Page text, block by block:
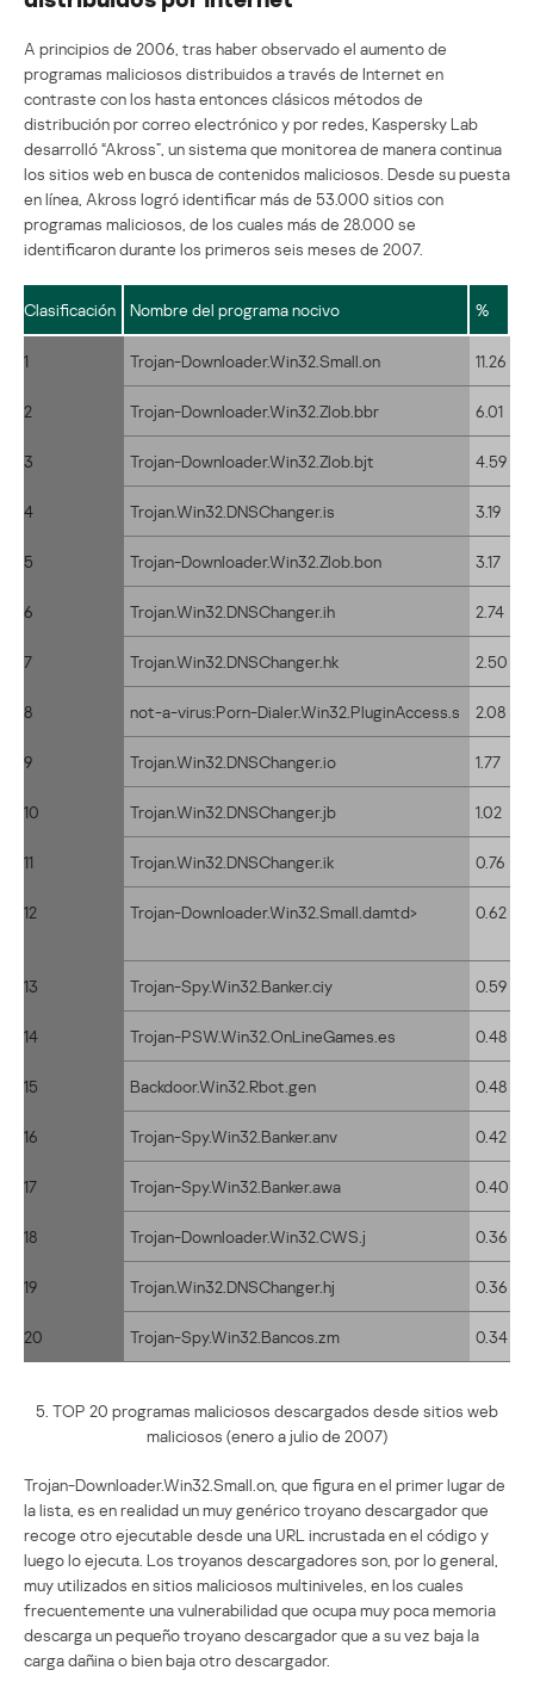
A principios de 2006, tras haber observado el aumento de
programas maliciosos distribuidos a través de Internet en
contraste con los hasta entonces clásicos métodos de
distribución por correo electrónico y por redes, Kaspersky Lab
desarrolló “Akross”, un sistema que monitorea de manera continua
los sitios web en busca de contenidos maliciosos. Desde su puesta
en línea, Akross logró identificar más de 53.000 sitios con
programas maliciosos, de los cuales más de 28.000 se
identificaron durante los primeros seis meses de 2007.
Clasificación Nombre del programa nocivo %
1 Trojan-Downloader.Win32.Small.on 11.26
2 Trojan-Downloader.Win32.Zlob.bbr 6.01
3 Trojan-Downloader.Win32.Zlob.bjt 4.59
4 Trojan.Win32.DNSChanger.is 3.19
5 Trojan-Downloader.Win32.Zlob.bon 3.17
6 Trojan.Win32.DNSChanger.ih 2.74
7 Trojan.Win32.DNSChanger.hk 2.50
8 not-a-virus:Porn-Dialer.Win32.PluginAccess.s 2.08
9 Trojan.Win32.DNSChanger.io 1.77
10 Trojan.Win32.DNSChanger.jb 1.02
11 Trojan.Win32.DNSChanger.ik 0.76
12 Trojan-Downloader.Win32.Small.damtd> 0.62
13 Trojan-Spy.Win32.Banker.ciy 0.59
14 Trojan-PSW.Win32.OnLineGames.es 0.48
15 Backdoor.Win32.Rbot.gen 0.48
16 Trojan-Spy.Win32.Banker.anv 0.42
17 Trojan-Spy.Win32.Banker.awa 0.40
18 Trojan-Downloader.Win32.CWS.j 0.36
19 Trojan.Win32.DNSChanger.hj 0.36
20 Trojan-Spy.Win32.Bancos.zm 0.34
5. TOP 20 programas maliciosos descargados desde sitios web
maliciosos (enero a julio de 2007)
Trojan-Downloader.Win32.Small.on, que figura en el primer lugar de
la lista, es en realidad un muy genérico troyano descargador que
recoge otro ejecutable desde una URL incrustada en el código y
luego lo ejecuta. Los troyanos descargadores son, por lo general,
muy utilizados en sitios maliciosos multiniveles, en los cuales
frecuentemente una vulnerabilidad que ocupa muy poca memoria
descarga un pequeño troyano descargador que a su vez baja la
carga dañina o bien baja otro descargador.